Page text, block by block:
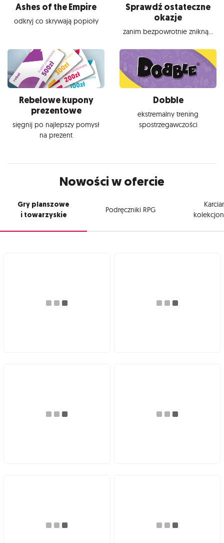
Ashes of the Empire
odkryj co skrywają popioły
Sprawdź ostateczne
okazje
zanim bezpowrotnie znikną...
Rebelowe kupony
prezentowe
sięgnij po najlepszy pomysł
na prezent
Dobble
ekstremalny trening
spostrzegawczości
Nowości w ofercie
Gry planszowe
i towarzyskie
Podręczniki RPG